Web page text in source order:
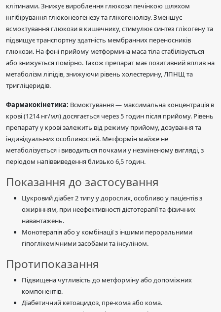
клітинами. Знижує вироблення глюкози печінкою шляхом
інгібірування глюконеогенезу та глікогенолізу. Зменшує
всмоктування глюкози в кишечнику, стимулює синтез глікогену та
підвищує транспортну здатність мембранних переносників
глюкози. На фоні прийому метформина маса тіла стабілізується
або знижується помірно. Також препарат має позитивний вплив на
метаболізм ліпідів, знижуючи рівень холестерину, ЛПНЩ та
тригліцеридів.
Фармакокінетика: Всмоктування — максимальна концентрація в
крові (1214 нг/мл) досягається через 5 годин після прийому. Рівень
препарату у крові залежить від режиму прийому, дозування та
індивідуальних особливостей. Метформін майже не
метаболізується і виводиться почками у незміненому вигляді, з
періодом напіввиведення близько 6,5 годин.
Показання до застосування
Цукровий діабет 2 типу у дорослих, особливо у пацієнтів з
ожирінням, при неефективності дієтотерапії та фізичних
навантажень.
Монотерапія або у комбінації з іншими пероральними
гіпоглікемічними засобами та інсуліном.
Протипоказання
Підвищена чутливість до метформіну або допоміжних
компонентів.
Діабетичний кетоацидоз, пре-кома або кома.